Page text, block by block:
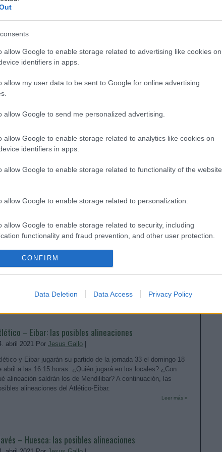
allow Google to enable storage related to advertising like cookies on
identifiers in apps.
allow my user data to be sent to Google for online advertising
allow Google to send me personalized advertising.
allow Google to enable storage related to analytics like cookies on
identifiers in apps.
allow Google to enable storage related to functionality of the website
allow Google to enable storage related to personalization.
allow Google to enable storage related to security, including
functionality and fraud prevention, and other user protection.
CONFIRM
Data Deletion Data Access Privacy Policy
– Real Madrid: las posibles alineaciones
abril 2021 PorJesus Gallo|
y Real Madrid jugarán su partido de la jornada 33 el
¿Con qué alineación saldrán los de Zidane? A
las posibles alineaciones del Getafe-Real Madrid.
– Celta: las posibles alineaciones
y Celta jugarán su partido de la jornada 33 el domingo 18
abril a las 18:30 horas. ¿Quién jugará en los locales? ¿Con
alineaciones del Cádiz-Celta.
– Valencia: las posibles alineaciones
abril 2021 PorJesus Gallo|
y Valencia jugarán su partido de la jornada 33 el domingo 18
abril a las 18:30 horas. ¿Quién jugará en los locales? ¿Con
– Eibar: las posibles alineaciones
abril 2021 Por Jesus Gallo
y Eibar jugarán su partido de la jornada 33 el domingo 18
abril a las 16:15 horas. ¿Quién jugará en los locales? ¿Con
alineación saldrán los de Mendilibar? A continuación, las
alineaciones del Atlético-Eibar.
Leer más »
– Huesca: las posibles alineaciones